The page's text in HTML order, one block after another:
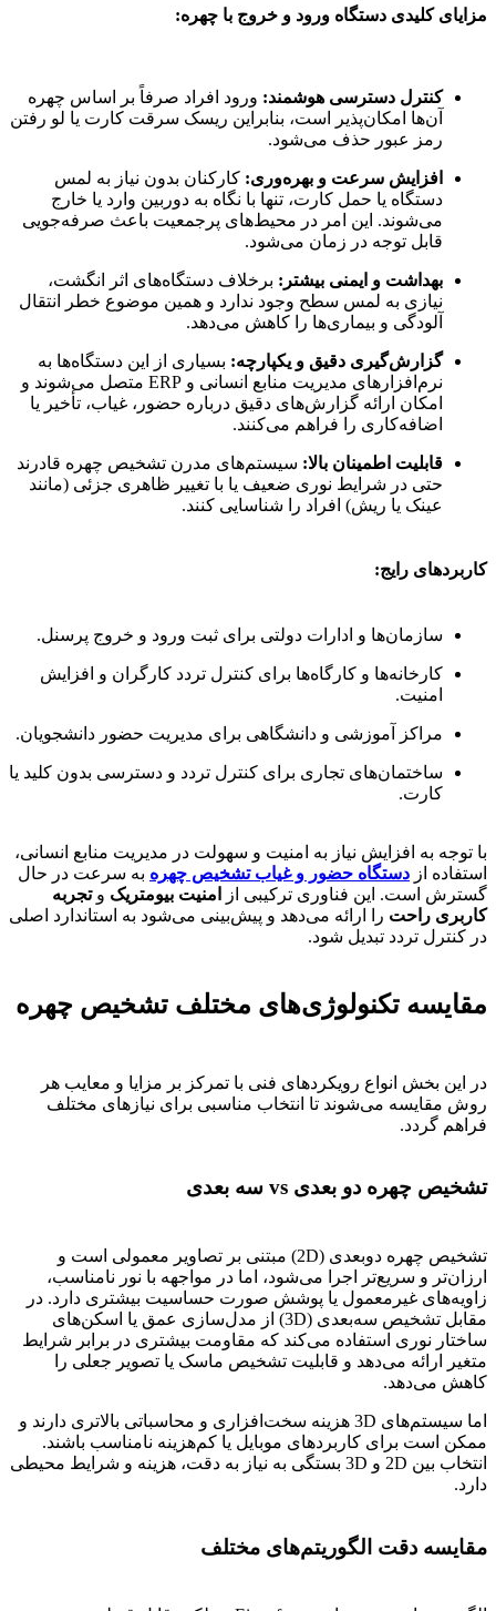
مزایای کلیدی دستگاه ورود و خروج با چهره:
کنترل دسترسی هوشمند: ورود افراد صرفاً بر اساس چهره
آن‌ها امکان‌پذیر است، بنابراین ریسک سرقت کارت یا لو رفتن
رمز عبور حذف می‌شود.
افزایش سرعت و بهره‌وری: کارکنان بدون نیاز به لمس
دستگاه یا حمل کارت، تنها با نگاه به دوربین وارد یا خارج
می‌شوند. این امر در محیط‌های پرجمعیت باعث صرفه‌جویی
قابل توجه در زمان می‌شود.
بهداشت و ایمنی بیشتر: برخلاف دستگاه‌های اثر انگشت،
نیازی به لمس سطح وجود ندارد و همین موضوع خطر انتقال
آلودگی و بیماری‌ها را کاهش می‌دهد.
گزارش‌گیری دقیق و یکپارچه: بسیاری از این دستگاه‌ها به
نرم‌افزارهای مدیریت منابع انسانی و ERP متصل می‌شوند و
امکان ارائه گزارش‌های دقیق درباره حضور، غیاب، تأخیر یا
اضافه‌کاری را فراهم می‌کنند.
قابلیت اطمینان بالا: سیستم‌های مدرن تشخیص چهره قادرند
حتی در شرایط نوری ضعیف یا با تغییر ظاهری جزئی (مانند
عینک یا ریش) افراد را شناسایی کنند.
کاربردهای رایج:
سازمان‌ها و ادارات دولتی برای ثبت ورود و خروج پرسنل.
کارخانه‌ها و کارگاه‌ها برای کنترل تردد کارگران و افزایش
امنیت.
مراکز آموزشی و دانشگاهی برای مدیریت حضور دانشجویان.
ساختمان‌های تجاری برای کنترل تردد و دسترسی بدون کلید یا
کارت.
با توجه به افزایش نیاز به امنیت و سهولت در مدیریت منابع انسانی،
استفاده از دستگاه حضور و غیاب تشخیص چهره به سرعت در حال
گسترش است. این فناوری ترکیبی از
امنیت بیومتریک وتجربه
کاربری راحت را ارائه می‌دهد و پیش‌بینی می‌شود به استاندارد اصلی
در کنترل تردد تبدیل شود.
مقایسه تکنولوژی‌های مختلف تشخیص چهره
در این بخش انواع رویکردهای فنی با تمرکز بر مزایا و معایب هر
روش مقایسه می‌شوند تا انتخاب مناسبی برای نیازهای مختلف
فراهم گردد.
تشخیص چهره دو بعدی vs سه بعدی
تشخیص چهره دو‌بعدی (2D) مبتنی بر تصاویر معمولی است و
ارزان‌تر و سریع‌تر اجرا می‌شود، اما در مواجهه با نور نامناسب،
زاویه‌های غیرمعمول یا پوشش صورت حساسیت بیشتری دارد. در
مقابل تشخیص سه‌بعدی (3D) از مدل‌سازی عمق یا اسکن‌های
ساختار نوری استفاده می‌کند که مقاومت بیشتری در برابر شرایط
متغیر ارائه می‌دهد و قابلیت تشخیص ماسک یا تصویر جعلی را
کاهش می‌دهد.
اما سیستم‌های 3D هزینه سخت‌افزاری و محاسباتی بالاتری دارند و
ممکن است برای کاربردهای موبایل یا کم‌هزینه نامناسب باشند.
انتخاب بین 2D و 3D بستگی به نیاز به دقت، هزینه و شرایط محیطی
دارد.
مقایسه دقت الگوریتم‌های مختلف